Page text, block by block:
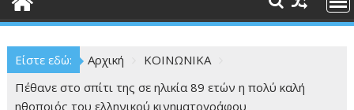
Είστε εδώ: Αρχική
ΚΟΙΝΩΝΙΚΑ
Πέθανε στο σπίτι της σε ηλικία 89 ετών η πολύ καλή
ηθοποιός του ελληνικού κινηματογράφου